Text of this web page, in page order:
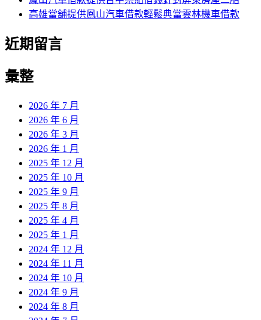
高雄當舖提供鳳山汽車借款輕鬆典當雲林機車借款
近期留言
彙整
2026 年 7 月
2026 年 6 月
2026 年 3 月
2026 年 1 月
2025 年 12 月
2025 年 10 月
2025 年 9 月
2025 年 8 月
2025 年 4 月
2025 年 1 月
2024 年 12 月
2024 年 11 月
2024 年 10 月
2024 年 9 月
2024 年 8 月